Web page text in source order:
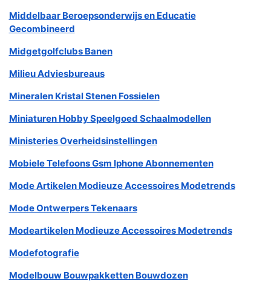
Middelbaar Beroepsonderwijs en Educatie
Gecombineerd
Midgetgolfclubs Banen
Milieu Adviesbureaus
Mineralen Kristal Stenen Fossielen
Miniaturen Hobby Speelgoed Schaalmodellen
Ministeries Overheidsinstellingen
Mobiele Telefoons Gsm Iphone Abonnementen
Mode Artikelen Modieuze Accessoires Modetrends
Mode Ontwerpers Tekenaars
Modeartikelen Modieuze Accessoires Modetrends
Modefotografie
Modelbouw Bouwpakketten Bouwdozen